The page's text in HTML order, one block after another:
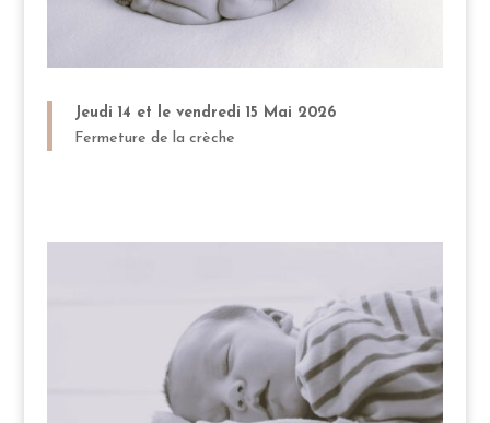
Jeudi 14 et le vendredi 15 Mai 2026
Fermeture de la crèche